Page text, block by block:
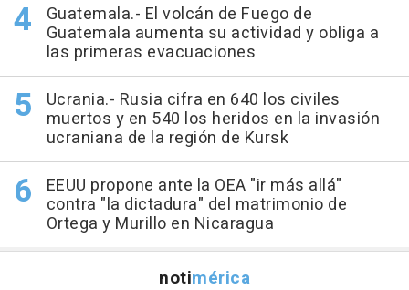
Guatemala.- El volcán de Fuego de
Guatemala aumenta su actividad y obliga a
las primeras evacuaciones
Ucrania.- Rusia cifra en 640 los civiles
muertos y en 540 los heridos en la invasión
ucraniana de la región de Kursk
EEUU propone ante la OEA "ir más allá"
contra "la dictadura" del matrimonio de
Ortega y Murillo en Nicaragua
notimérica